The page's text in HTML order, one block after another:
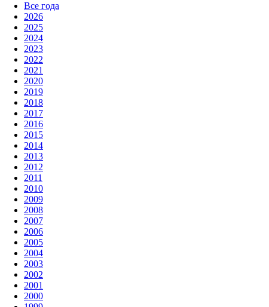
Все года
2026
2025
2024
2023
2022
2021
2020
2019
2018
2017
2016
2015
2014
2013
2012
2011
2010
2009
2008
2007
2006
2005
2004
2003
2002
2001
2000